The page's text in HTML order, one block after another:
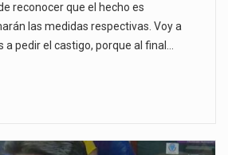
reconocer que el hecho es
las medidas respectivas. Voy a
a pedir el castigo, porque al final…